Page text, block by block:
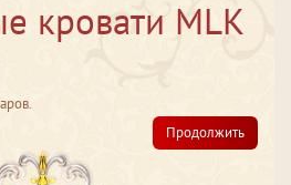
кровати MLK
Продолжить